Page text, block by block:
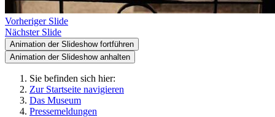
Vorheriger Slide
Nächster Slide
Animation der Slideshow fortführen
Animation der Slideshow anhalten
Sie befinden sich hier:
Zur Startseite navigieren
Das Museum
Pressemeldungen